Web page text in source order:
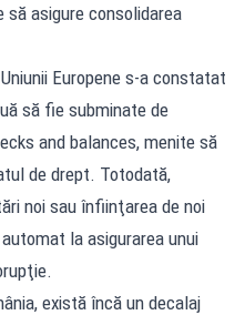
asigure consolidarea
Europene s-a constatat
să fie subminate de
and balances, menite să
de drept. Totodată,
noi sau înfiinţarea de noi
la asigurarea unui
există încă un decalaj